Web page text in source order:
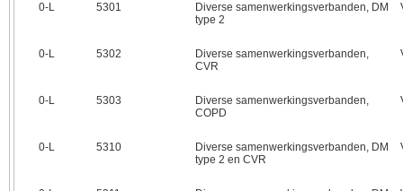
0‑L 5301
Diverse samenwerkingsverbanden, DM
type 2
0‑L 5302
Diverse samenwerkingsverbanden,
CVR
0‑L 5303
Diverse samenwerkingsverbanden,
COPD
0‑L 5310
Diverse samenwerkingsverbanden, DM
type 2 en CVR